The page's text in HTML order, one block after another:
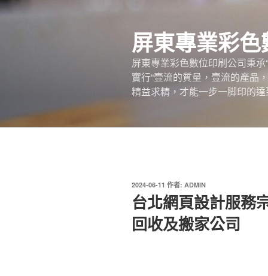
跳
屏東專業彩
屏東專業彩色數位印刷公司秉
實行“壹流的質量，壹流的產品
精益求精，才能一步一脚印的
發
佈
於
2024-06-11 作者: ADMIN
台北網頁設計服務
回收及搬家公司